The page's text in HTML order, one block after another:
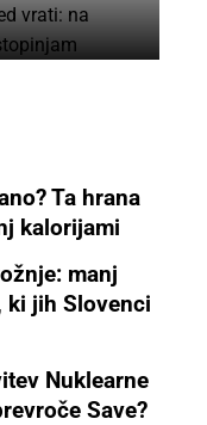
Ta hrana
kalorijami
manj
ki jih Slovenci
Nuklearne
Save?